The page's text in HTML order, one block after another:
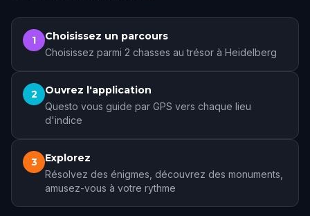
1 Choisissez un parcours
Choisissez parmi 2 chasses au trésor à Heidelberg
2 Ouvrez l'application
Questo vous guide par GPS vers chaque lieu
d'indice
3 Explorez
Résolvez des énigmes, découvrez des monuments,
amusez-vous à votre rythme